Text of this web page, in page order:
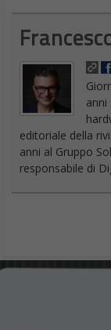
anni
editoriale della
anni al Gruppo
responsabile di